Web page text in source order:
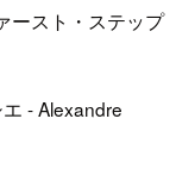
ースト・ステップ
- Alexandre